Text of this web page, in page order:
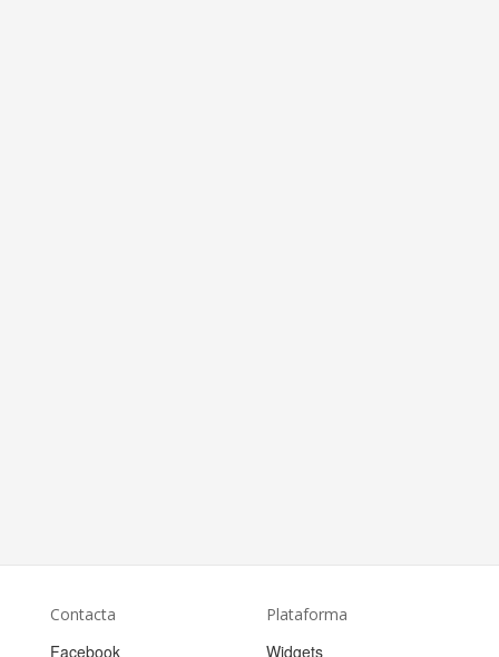
Contacta
Facebook
Plataforma
Widgets